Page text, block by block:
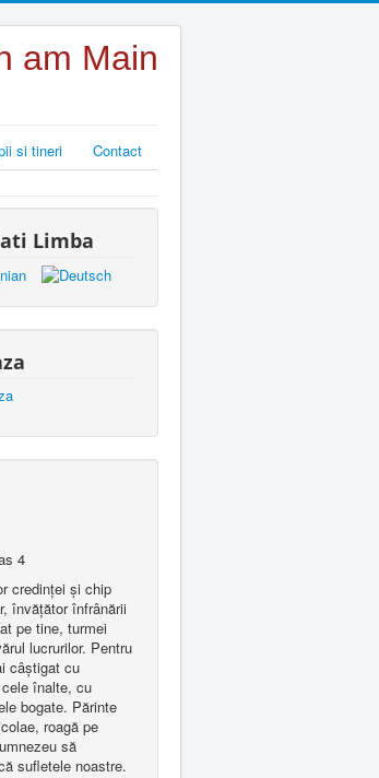
am Main
si tineri Contact
Limba
4
credinţei şi chip
învăţător înfrânării
pe tine, turmei
lucrurilor. Pentru
câştigat cu
înalte, cu
bogate. Părinte
roagă pe
să
sufletele noastre.